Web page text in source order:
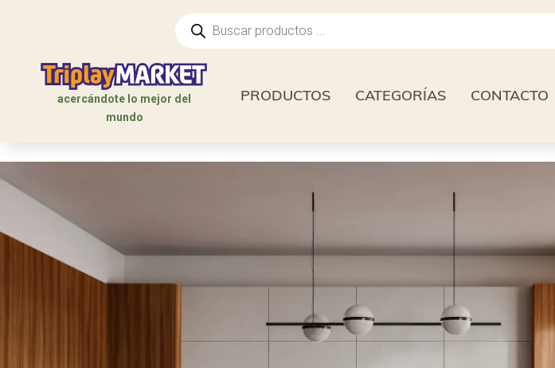
Búsqueda
de
productos
acercándote lo mejor del
mundo
PRODUCTOS CATEGORÍAS CONTACTO